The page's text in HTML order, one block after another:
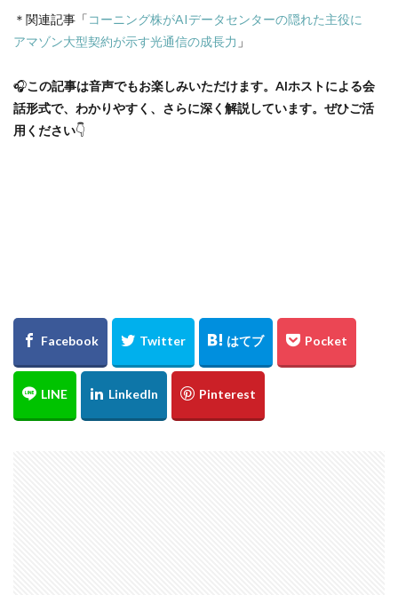
＊関連記事「コーニング株がAIデータセンターの隠れた主役に
アマゾン大型契約が示す光通信の成長力 」
🎧この記事は音声でもお楽しみいただけます。AIホストによる会
話形式で、わかりやすく、さらに深く解説しています。ぜひご活
用ください👇